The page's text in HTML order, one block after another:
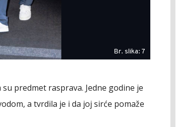
Br. slika: 7
predmet rasprava. Jedne godine je
a tvrdila je i da joj sirće pomaže